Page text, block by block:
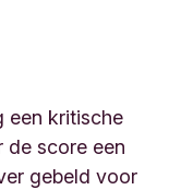
een kritische
de score een
gebeld voor